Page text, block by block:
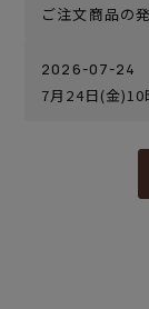
ご注文商品の
2026-07-24
7月24日(金)10